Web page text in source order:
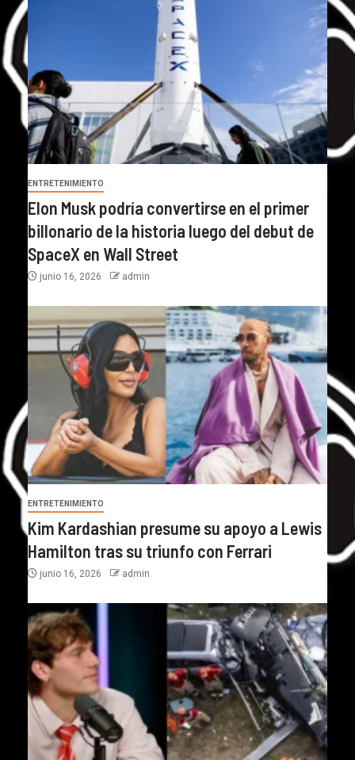
ENTRETENIMIENTO
Elon Musk podría convertirse en el primer
billonario de la historia luego del debut de
SpaceX en Wall Street
junio 16, 2026 admin
ENTRETENIMIENTO
Kim Kardashian presume su apoyo a Lewis
Hamilton tras su triunfo con Ferrari
junio 16, 2026 admin